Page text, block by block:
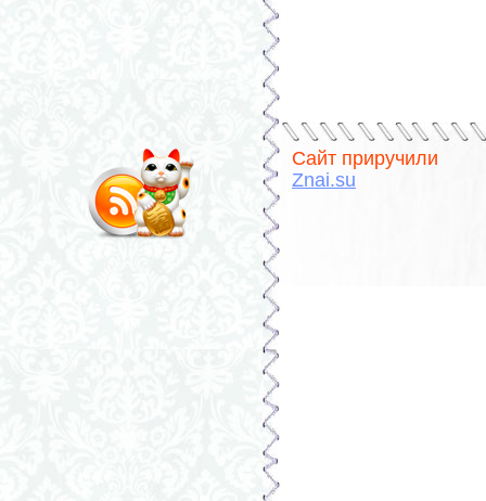
Сайт приручили
Znai.su